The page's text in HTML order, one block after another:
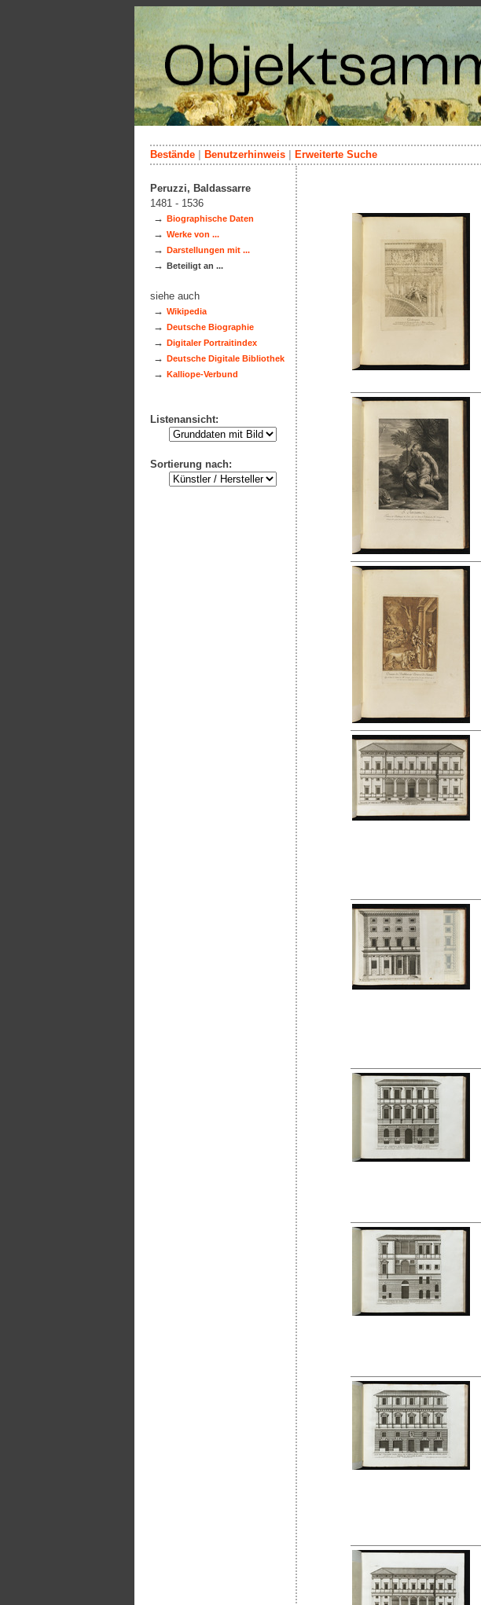
Bestände Benutzerhinweis Erweiterte Suche
Peruzzi, Baldassarre
1481 - 1536
→ Biographische Daten
→ Werke von ...
→ Darstellungen mit ...
→ Beteiligt an ...
siehe auch
→ Wikipedia
→ Deutsche Biographie
→ Digitaler Portraitindex
→ Deutsche Digitale Bibliothek
→ Kalliope-Verbund
Listenansicht:
Sortierung nach: